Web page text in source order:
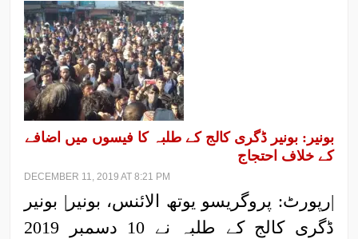
بونیر: بونیر ڈگری کالج کے طلبہ کا فیسوں میں اضافے
کے خلاف احتجاج
DECEMBER 11, 2019 AT 8:21 PM
|رپورٹ: پروگریسو یوتھ الائنس، بونیر| بونیر
ڈگری کالج کے طلبہ نے 10 دسمبر 2019